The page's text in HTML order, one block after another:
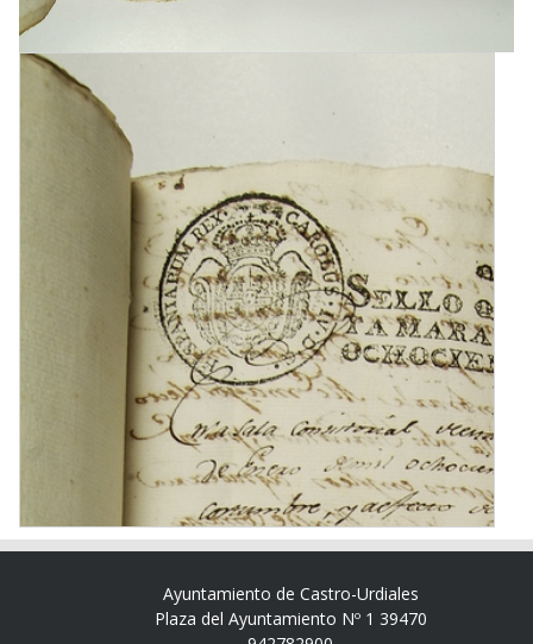
Ayuntamiento de Castro-Urdiales
Plaza del Ayuntamiento Nº 1 39470